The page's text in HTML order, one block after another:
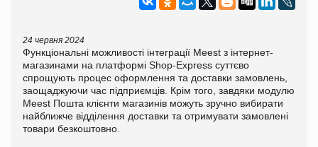
24 червня 2024
Функціональні можливості інтеграції Meest з інтернет-
магазинами на платформі Shop-Express суттєво
спрощують процес оформлення та доставки замовлень,
заощаджуючи час підприємців. Крім того, завдяки модулю
Meest Пошта клієнти магазинів можуть зручно вибирати
найближче відділення доставки та отримувати замовлені
товари безкоштовно.